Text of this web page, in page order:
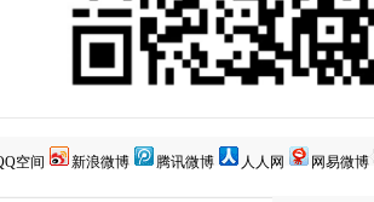
空间 新浪微博 腾讯微博 人人网 网易微博